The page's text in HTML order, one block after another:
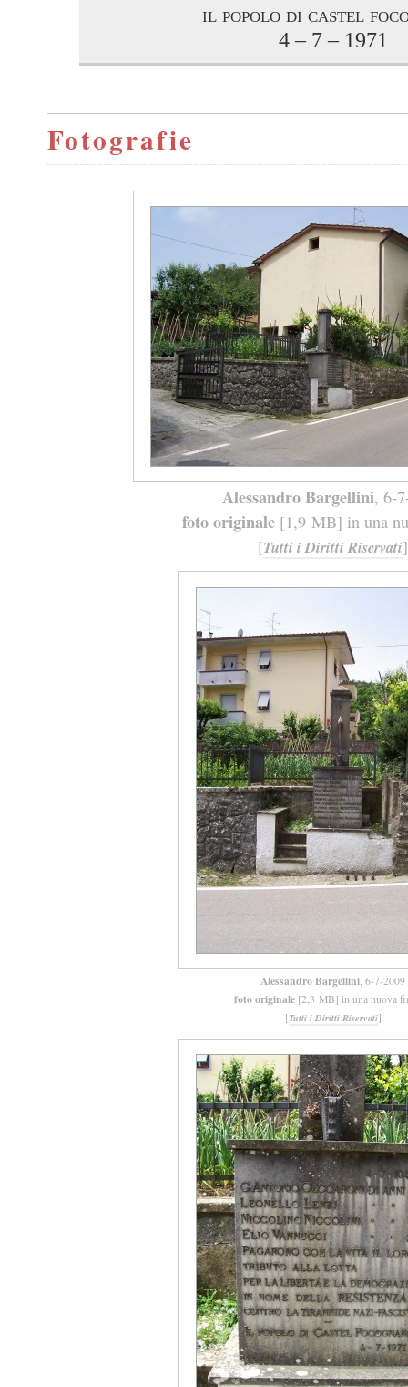
il popolo di castel
4 – 7 – 1971
Fotografie
Alessandro Bargellini, 6-
foto originale[1,9 MB] in una
[Tutti i Diritti Riservati]
Alessandro Bargellini, 6-7-2009
foto originale [2,3 MB] in una nuova
[Tutti i Diritti Riservati]